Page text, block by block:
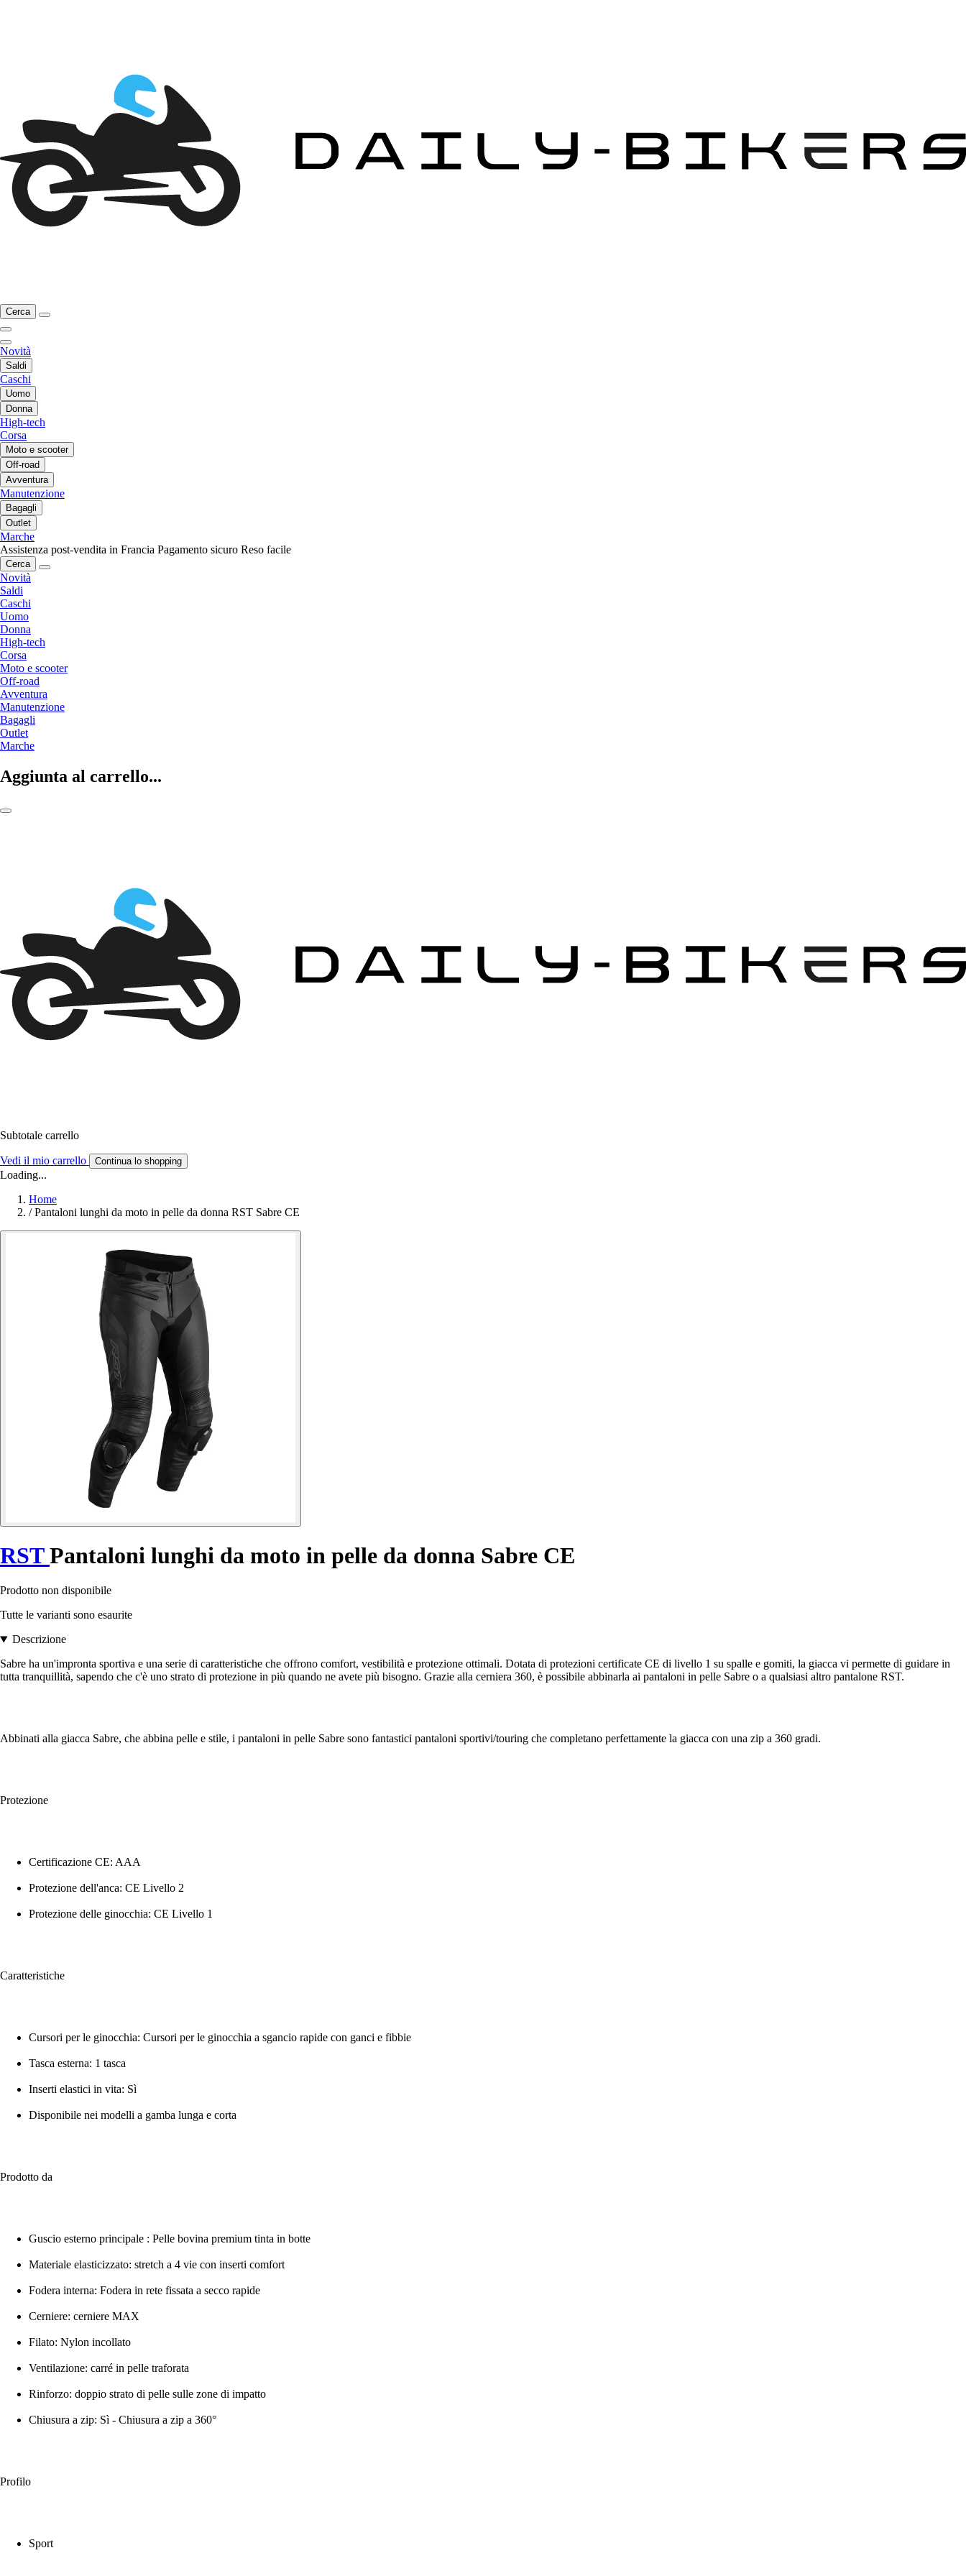
Cerca
Novità
Saldi
Caschi
Uomo
Donna
High-tech
Corsa
Moto e scooter
Off-road
Avventura
Manutenzione
Bagagli
Outlet
Marche
Assistenza post-vendita in Francia Pagamento sicuro Reso facile
Cerca
Novità
Saldi
Caschi
Uomo
Donna
High-tech
Corsa
Moto e scooter
Off-road
Avventura
Manutenzione
Bagagli
Outlet
Marche
Aggiunta al carrello...
Subtotale carrello
Vedi il mio carrello Continua lo shopping
Loading...
Home
/ Pantaloni lunghi da moto in pelle da donna RST Sabre CE
RSTPantaloni lunghi da moto in pelle da donna Sabre CE
Prodotto non disponibile
Tutte le varianti sono esaurite
Descrizione
Sabre ha un'impronta sportiva e una serie di caratteristiche che offrono comfort, vestibilità e protezione ottimali. Dotata di protezioni certificate CE di livello 1 su spalle e gomiti, la giacca vi permette di guidare in
tutta tranquillità, sapendo che c'è uno strato di protezione in più quando ne avete più bisogno. Grazie alla cerniera 360, è possibile abbinarla ai pantaloni in pelle Sabre o a qualsiasi altro pantalone RST.
Abbinati alla giacca Sabre, che abbina pelle e stile, i pantaloni in pelle Sabre sono fantastici pantaloni sportivi/touring che completano perfettamente la giacca con una zip a 360 gradi.
Protezione
Certificazione CE: AAA
Protezione dell'anca: CE Livello 2
Protezione delle ginocchia: CE Livello 1
Caratteristiche
Cursori per le ginocchia: Cursori per le ginocchia a sgancio rapide con ganci e fibbie
Tasca esterna: 1 tasca
Inserti elastici in vita: Sì
Disponibile nei modelli a gamba lunga e corta
Prodotto da
Guscio esterno principale : Pelle bovina premium tinta in botte
Materiale elasticizzato: stretch a 4 vie con inserti comfort
Fodera interna: Fodera in rete fissata a secco rapide
Cerniere: cerniere MAX
Filato: Nylon incollato
Ventilazione: carré in pelle traforata
Rinforzo: doppio strato di pelle sulle zone di impatto
Chiusura a zip: Sì - Chiusura a zip a 360°
Profilo
Sport